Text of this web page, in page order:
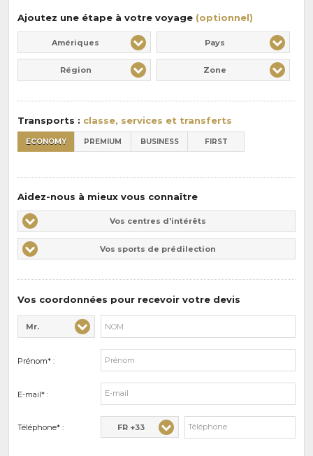
Ajoutez une étape à votre voyage (optionnel)
Amériques Pays
Région Zone
Transports : classe, services et transferts
ECONOMY PREMIUM BUSINESS FIRST
Aidez-nous à mieux vous connaître
Vos
centres
d'intérêts
Vos centres d'intérêts
Vos
sports
de
Vos sports de prédilection
Vos coordonnées pour recevoir votre devis
Civilité* :
Mr.
Nom* :
Prénom* :
E-mail* :
Téléphone* : FR +33